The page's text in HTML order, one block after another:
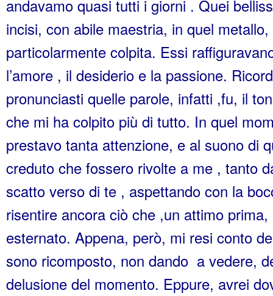
andavamo quasi tutti i giorni . Quei
incisi, con abile maestria, in quel
particolarmente colpita. Essi
l’amore , il desiderio e la passione.
pronunciasti quelle parole, infatti ,fu, il
che mi ha colpito più di tutto. In quel
prestavo tanta attenzione, e al suono di
creduto che fossero rivolte a me , tanto
scatto verso di te , aspettando con la
risentire ancora ciò che ,un attimo prima,
esternato. Appena, però, mi resi conto
sono ricomposto, non dando a vedere,
delusione del momento. Eppure, avrei